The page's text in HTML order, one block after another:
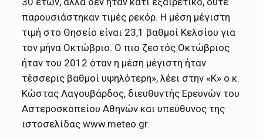
παρουσιάστηκαν τιμές ρεκόρ. Η μέση μέγιστη
τιμή στο Θησείο είναι 23,1 βαθμοί Κελσίου για
τον μήνα Οκτώβριο. Ο πιο ζεστός Οκτώβριος
ήταν του 2012 όταν η μέση μέγιστη ήταν
τέσσερις βαθμοί υψηλότερη», λέει στην «Κ» ο κ.
Κώστας Λαγουβάρδος, διευθυντής Ερευνών του
Αστεροσκοπείου Αθηνών και υπεύθυνος της
ιστοσελίδας www.meteo.gr.